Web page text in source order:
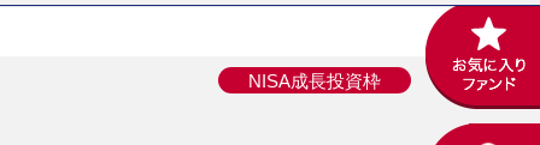
NISA成長投資枠